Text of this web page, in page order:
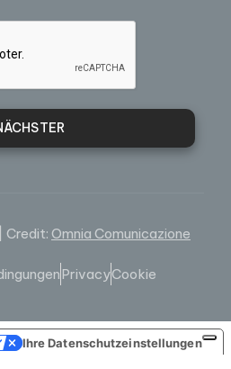
Credit: Omnia Comunicazione
PrivacyCookie
Ihre Datenschutzeinstellungen